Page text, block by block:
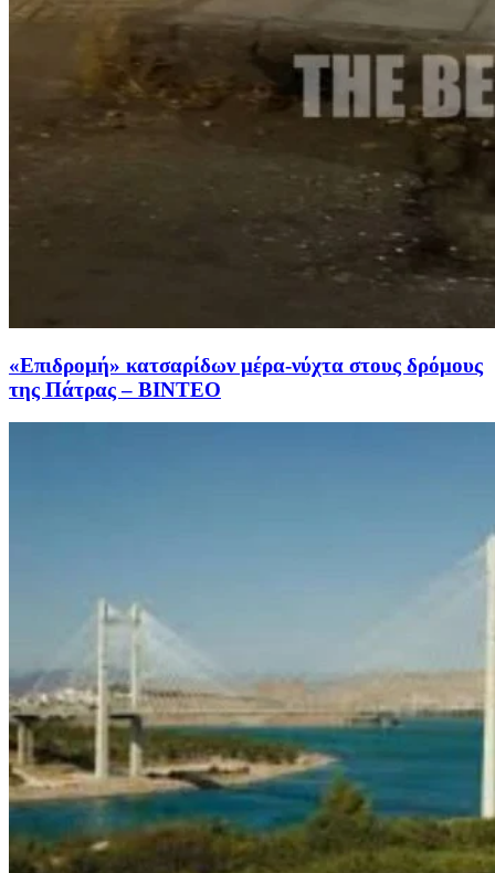
«Επιδρομή» κατσαρίδων μέρα-νύχτα στους δρόμους
της Πάτρας – ΒΙΝΤΕΟ